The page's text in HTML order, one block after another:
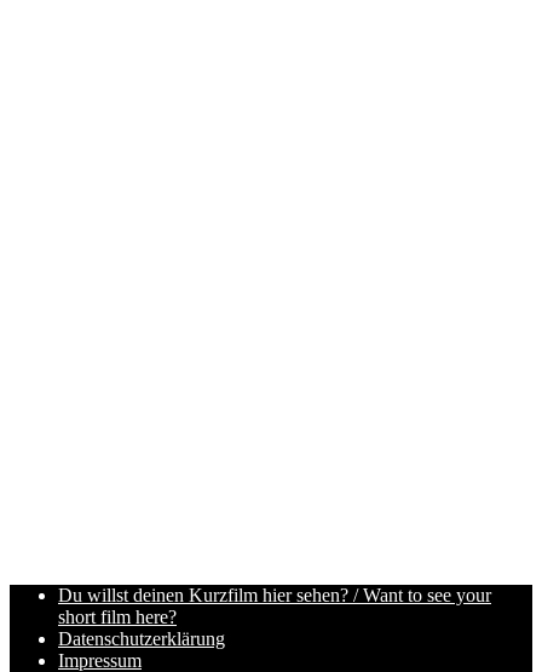
Du willst deinen Kurzfilm hier sehen? / Want to see your
short film here?
Datenschutzerklärung
Impressum